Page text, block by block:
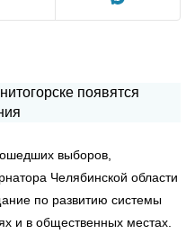
выборов,
Челябинской области
по развитию системы
и в общественных местах.